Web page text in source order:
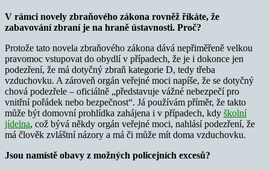
V rámci novely zbraňového zákona rovněž říkáte, že
zabavování zbraní je na hraně ústavnosti. Proč?
Protože tato novela zbraňového zákona dává nepřiměřeně velkou
pravomoc vstupovat do obydlí v případech, že je i dokonce jen
podezření, že má dotyčný zbraň kategorie D, tedy třeba
vzduchovku. A zároveň orgán veřejné moci napíše, že se dotyčný
chová podezřele – oficiálně „představuje vážné nebezpečí pro
vnitřní pořádek nebo bezpečnost“. Já používám příměr, že takto
může být domovní prohlídka zahájena i v případech, kdy školní
jídelna, což bývá někdy orgán veřejné moci, nahlásí podezření, že
má člověk zvláštní názory a má či může mít doma vzduchovku.
Jsou namístě obavy z možných policejních excesů?